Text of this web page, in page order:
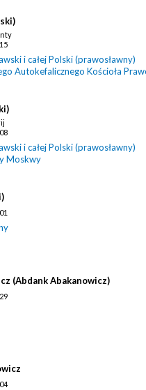
i całej Polski (prawosławny)
Autokefalicznego Kościoła
i całej Polski (prawosławny)
Moskwy
(Abdank Abakanowicz)